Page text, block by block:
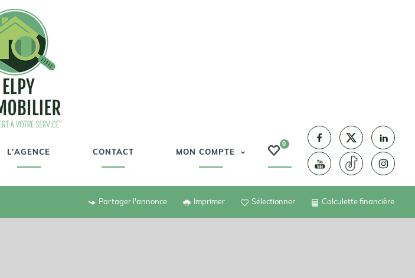
L'AGENCE CONTACT MON COMPTE
0
Partager l'annonce Imprimer Sélectionner Calculette financière